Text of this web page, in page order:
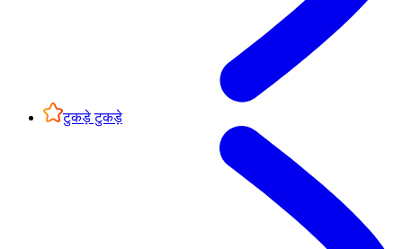
टुकड़े टुकड़े